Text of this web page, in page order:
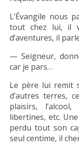
L’Évangile nous
tout chez lui, il
d’aventures, il
— Seigneur,
car je pars…
Le père lui remit
d’autres terres,
plaisirs,
libertines, etc.
perdu tout son
seul centime, il